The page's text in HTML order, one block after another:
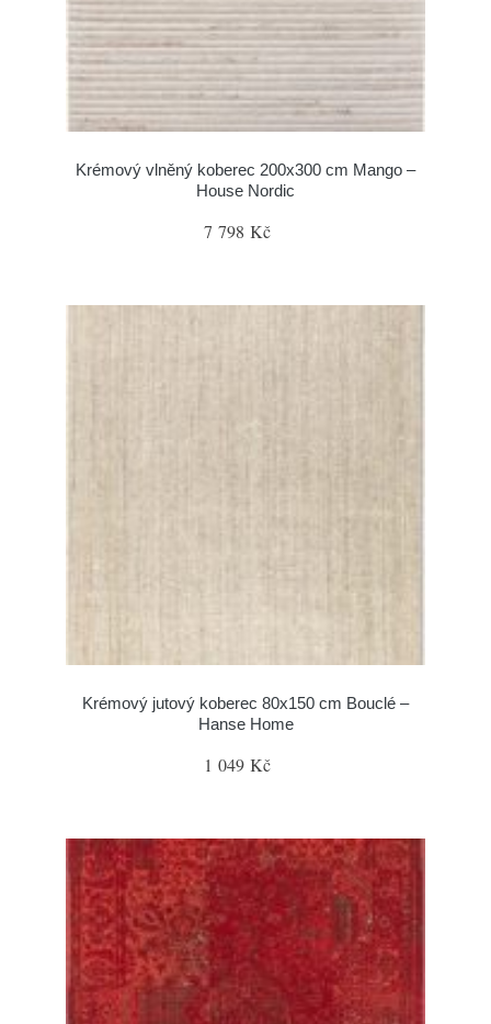
Krémový vlněný koberec 200x300 cm Mango –
House Nordic
7 798 Kč
Krémový jutový koberec 80x150 cm Bouclé –
Hanse Home
1 049 Kč